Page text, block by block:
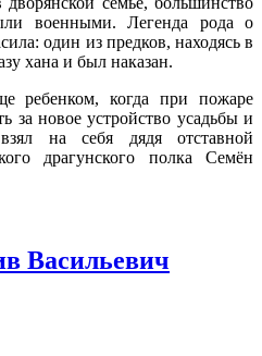
военными. Легенда рода о
один из предков, находясь в
хана и был наказан.
ребенком, когда при пожаре
за новое устройство усадьбы и
на себя дядя отставной
драгунского полка Семён
Васильевич